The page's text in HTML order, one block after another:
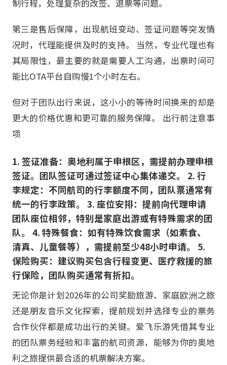
制行程，处理复杂的改签、退票等问题。
第三是售后保障，出现航班变动、签证问题等突发情
况时，代理能提供及时的支持。 当然，专业代理也有
其局限性，最主要的就是需要人工沟通，出票时间可
能比OTA平台自购慢1个小时左右。
但对于团队出行来说，这小小的等待时间换来的却是
更大的价格优惠和更可靠的服务保障。 出行前注意事
项
1. 签证准备：奥地利属于申根区，需提前办理申根
签证。团队签证可通过签证中心集体递交。 2. 行
李规定：不同航司的行李额度不同，团队票通常有
统一的行李政策。 3. 座位安排：提前向代理申请
团队座位相邻，特别是家庭出游或有特殊需求的团
队。 4. 特殊餐食：如有特殊饮食需求（如素食、
清真、儿童餐等），需提前至少48小时申请。 5.
保险购买：建议购买包含行程变更、医疗救援的旅
行保险，团队购买通常有折扣。
无论你是计划2026年的公司奖励旅游、家庭欧洲之旅
还是朋友音乐文化探索，提前规划并选择专业的票务
合作伙伴都是成功出行的关键。爱飞乐游凭借其专业
的团队票务经验和丰富的航司资源，能够为你的奥地
利之旅提供最合适的机票解决方案。